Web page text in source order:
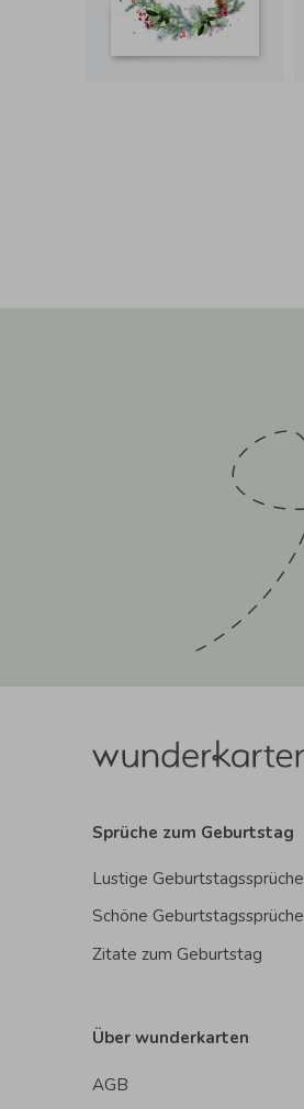
Sprüche zum Geburtstag
Lustige Geburtstagssprüche
Schöne Geburtstagssprüche
Zitate zum Geburtstag
Über wunderkarten
AGB